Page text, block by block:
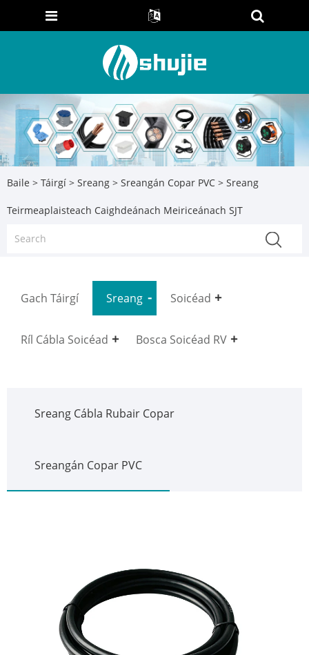
Baile > Táirgí > Sreang > Sreangán Copar PVC > Sreang
Teirmeaplaisteach Caighdeánach Meiriceánach SJT
Gach Táirgí Sreang Soicéad
Ríl Cábla Soicéad Bosca Soicéad RV
Sreang Cábla Rubair Copar
Sreangán Copar PVC